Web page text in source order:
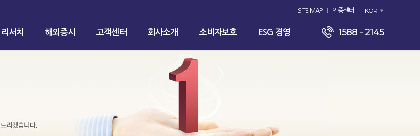
SITE MAP 인증센터 KOR
리서치 해외증시 고객센터 회사소개 소비자보호 ESG 경영 1588 - 2145